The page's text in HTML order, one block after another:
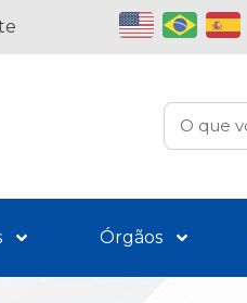
Órgãos